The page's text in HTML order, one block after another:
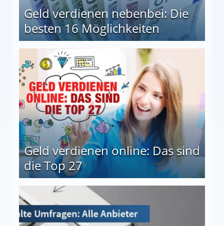
Geld verdienen nebenbei: Die
besten 16 Möglichkeiten
Geld verdienen online: Das sind
die Top 27